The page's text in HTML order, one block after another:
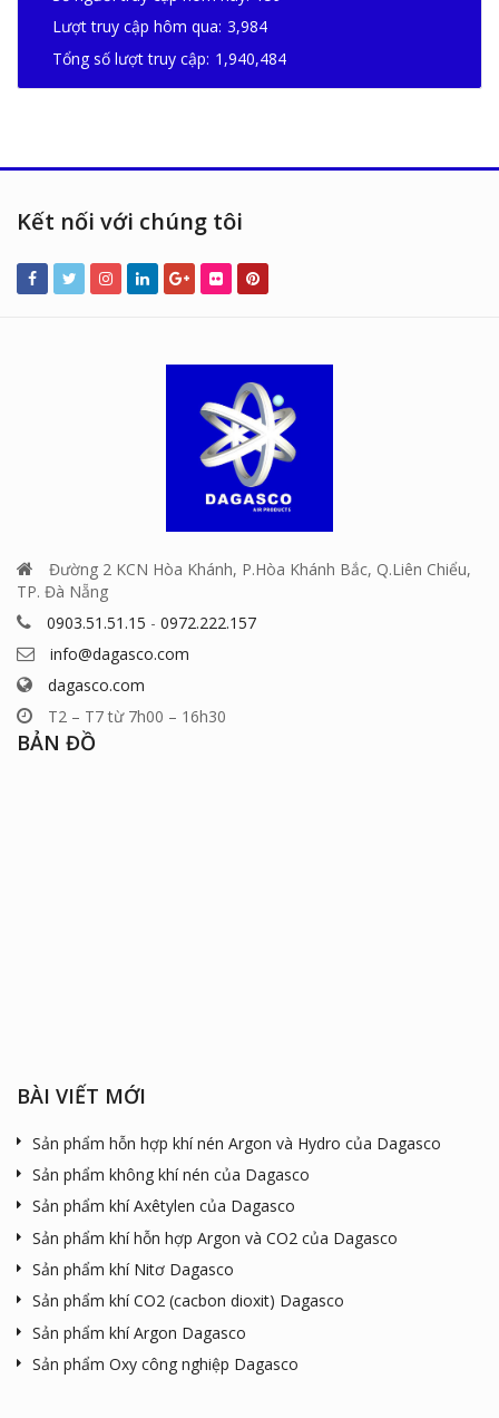
Lượt truy cập hôm qua: 3,984
Tổng số lượt truy cập: 1,940,484
Kết nối với chúng tôi
Đường 2 KCN Hòa Khánh, P.Hòa Khánh Bắc, Q.Liên Chiểu,
TP. Đà Nẵng
0903.51.51.15 - 0972.222.157
info@dagasco.com
dagasco.com
T2 – T7 từ 7h00 – 16h30
BẢN ĐỒ
BÀI VIẾT MỚI
Sản phẩm hỗn hợp khí nén Argon và Hydro của Dagasco
Sản phẩm không khí nén của Dagasco
Sản phẩm khí Axêtylen của Dagasco
Sản phẩm khí hỗn hợp Argon và CO2 của Dagasco
Sản phẩm khí Nitơ Dagasco
Sản phẩm khí CO2 (cacbon dioxit) Dagasco
Sản phẩm khí Argon Dagasco
Sản phẩm Oxy công nghiệp Dagasco